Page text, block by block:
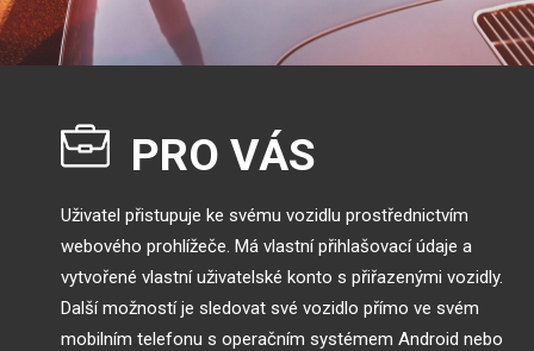
PRO VÁS
Uživatel přistupuje ke svému vozidlu prostřednictvím
webového prohlížeče. Má vlastní přihlašovací údaje a
vytvořené vlastní uživatelské konto s přiřazenými vozidly.
Další možností je sledovat své vozidlo přímo ve svém
mobilním telefonu s operačním systémem Android nebo